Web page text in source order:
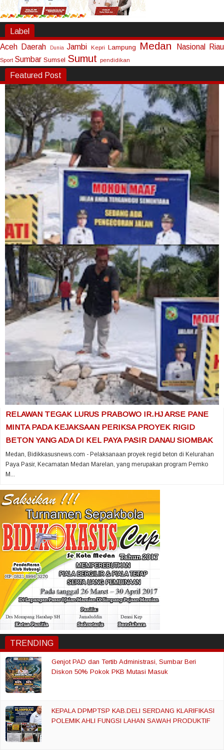
Label
Aceh Daerah Dunia Jambi Kepri Lampung Medan Nasional Riau
Sport Sumbar Sumsel Sumut pendidikan
Featured Post
RELAWAN TEGAK LURUS PRABOWO IR.HJ ARSE PANE
MINTA PADA KEJAKSAAN PERIKSA PROYEK RIGID
BETON YANG ADA DI KEL PAYA PASIR DANAU SIOMBAK
Medan, Bidikkasusnews.com - Pelaksanaan proyek regid beton di Kelurahan
Paya Pasir, Kecamatan Medan Marelan, yang merupakan program Pemko
M...
TRENDING
Genjot PAD dan Tertib Administrasi, Sumbar Beri
Diskon 50% Pokok PKB Mutasi Masuk
KEPALA DPMPTSP KAB.DELI SERDANG KLARIFIKASI
POLEMIK AHLI FUNGSI LAHAN SAWAH PRODUKTIF